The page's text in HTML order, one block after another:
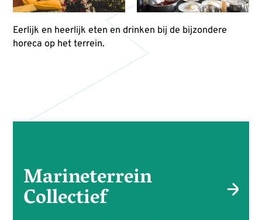
Eerlijk en heerlijk eten en drinken bij de bijzondere
horeca op het terrein.
Marineterrein
Collectief